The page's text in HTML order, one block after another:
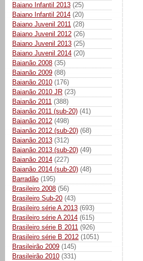
Baiano Infantil 2013 (25)
Baiano Infantil 2014 (20)
Baiano Juvenil 2011 (28)
Baiano Juvenil 2012 (26)
Baiano Juvenil 2013 (25)
Baiano Juvenil 2014 (20)
Baianão 2008 (35)
Baianão 2009 (88)
Baianão 2010 (176)
Baianão 2010 JR (23)
Baianão 2011 (388)
Baianão 2011 (sub-20) (41)
Baianão 2012 (498)
Baianão 2012 (sub-20) (68)
Baianão 2013 (312)
Baianão 2013 (sub-20) (49)
Baianão 2014 (227)
Baianão 2014 (sub-20) (48)
Barradão (195)
Brasileiro 2008 (56)
Brasileiro Sub-20 (43)
Brasileiro série A 2013 (693)
Brasileiro série A 2014 (615)
Brasileiro série B 2011 (926)
Brasileiro série B 2012 (1051)
Brasileirão 2009 (145)
Brasileirão 2010 (331)